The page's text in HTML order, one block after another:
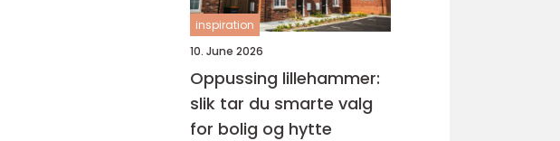
inspiration
10. June 2026
Oppussing lillehammer:
slik tar du smarte valg
for bolig og hytte